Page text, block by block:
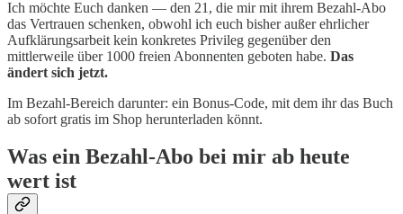
Ich möchte Euch danken — den 21, die mir mit ihrem Bezahl-Abo
das Vertrauen schenken, obwohl ich euch bisher außer ehrlicher
Aufklärungsarbeit kein konkretes Privileg gegenüber den
mittlerweile über 1000 freien Abonnenten geboten habe. Das
ändert sich jetzt.
Im Bezahl-Bereich darunter: ein Bonus-Code, mit dem ihr das Buch
ab sofort gratis im Shop herunterladen könnt.
Was ein Bezahl-Abo bei mir ab heute
wert ist